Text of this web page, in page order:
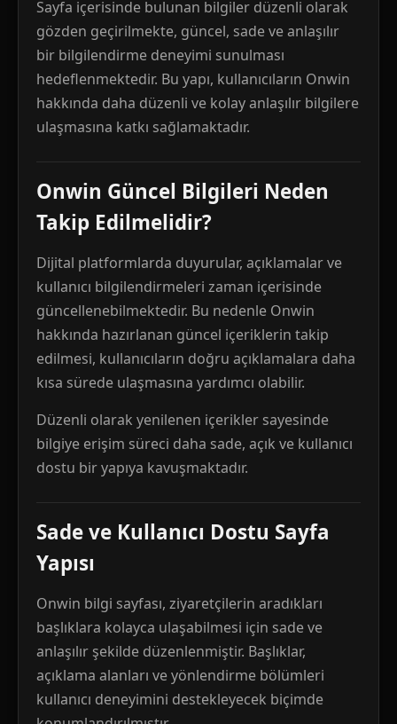
Sayfa içerisinde bulunan bilgiler düzenli olarak
gözden geçirilmekte, güncel, sade ve anlaşılır
bir bilgilendirme deneyimi sunulması
hedeflenmektedir. Bu yapı, kullanıcıların Onwin
hakkında daha düzenli ve kolay anlaşılır bilgilere
ulaşmasına katkı sağlamaktadır.
Onwin Güncel Bilgileri Neden
Takip Edilmelidir?
Dijital platformlarda duyurular, açıklamalar ve
kullanıcı bilgilendirmeleri zaman içerisinde
güncellenebilmektedir. Bu nedenle Onwin
hakkında hazırlanan güncel içeriklerin takip
edilmesi, kullanıcıların doğru açıklamalara daha
kısa sürede ulaşmasına yardımcı olabilir.
Düzenli olarak yenilenen içerikler sayesinde
bilgiye erişim süreci daha sade, açık ve kullanıcı
dostu bir yapıya kavuşmaktadır.
Sade ve Kullanıcı Dostu Sayfa
Yapısı
Onwin bilgi sayfası, ziyaretçilerin aradıkları
başlıklara kolayca ulaşabilmesi için sade ve
anlaşılır şekilde düzenlenmiştir. Başlıklar,
açıklama alanları ve yönlendirme bölümleri
kullanıcı deneyimini destekleyecek biçimde